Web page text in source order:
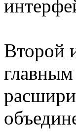
Второй